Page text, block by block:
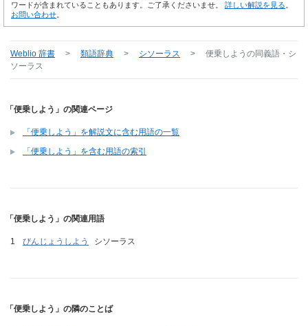
ワードが含まれていることもあります。ご了承くださいませ。 詳しい解説を見る
お問い合わせ
Weblio 辞書 > 類語辞典 > シソーラス > 便乗しよう の同義語・シ
ソーラス
「便乗しよう」の関連ページ
「便乗しよう」を解説文に含む用語の一覧
「便乗しよう」を含む用語の索引
「便乗しよう」の関連用語
びんじょうしよう シソーラス
「便乗しよう」の隣のことば